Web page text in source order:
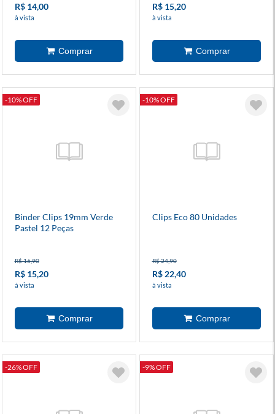
R$ 14,00
à vista
R$ 15,20
à vista
-10% OFF
Binder Clips 19mm Verde
Pastel 12 Peças
R$ 16,90
R$ 15,20
à vista
-10% OFF
Clips Eco 80 Unidades
R$ 24,90
R$ 22,40
à vista
-26% OFF -9% OFF